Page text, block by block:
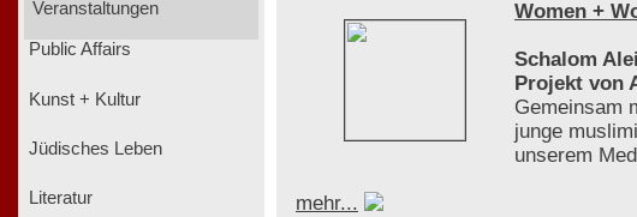
Veranstaltungen
Public Affairs
Kunst + Kultur
Jüdisches Leben
Literatur
Women +
Schalom
Projekt von
Gemeinsam
junge
unserem
mehr...